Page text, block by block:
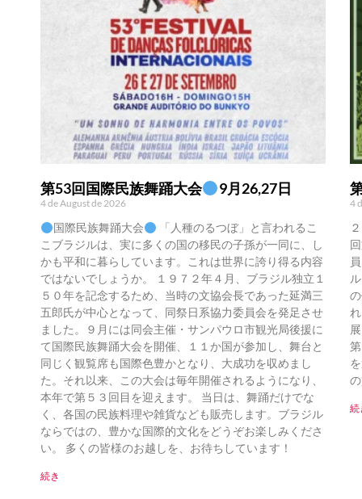
第53回国際民族舞踊大会 9月26,27日
4 de August de 2026
国際民族舞踊大会
「人種のるつぼ」と言われるこ
こブラジルは、実に多くの国の移民の子孫が一同に、し
かも平和に暮らしています。これは世界に誇り得る内容
ではないでしょうか。 １９７２年４月、ブラジル独立１
５０年を記念するため、当時の文協会長であった延満三
五郎氏が中心となって、同祭日系協力委員会を発足させ
ました。９月には同会主催・サンパウロ市観光局後援に
て国際民族舞踊大会を開催、１１か国が参加し、舞台と
同じく観覧席も国際色豊かとなり、大成功を収めまし
た。それ以来、この大会は毎年開催されるようになり、
本年で第５３回目を迎えます。 当日は、舞踊だけでな
く、各国の民族料理や雑貨なども販売します。ブラジル
ならではの、豊かな国際的文化をどうぞお楽しみくださ
い。 多くの皆様のお越しを、お待ちしています！
続き
4
続